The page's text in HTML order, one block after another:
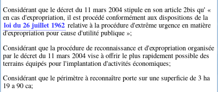
Considérant que le décret du 11 mars 2004 stipule en son article 2bis qu' «
en cas d'expropriation, il est procédé conformément aux dispositions de la
loi du 26 juillet 1962 relative à la procédure d'extrême urgence en matière
d'expropriation pour cause d'utilité publique »;
Considérant que la procédure de reconnaissance et d'expropriation organisée
par le décret du 11 mars 2004 vise à offrir le plus rapidement possible des
terrains équipés pour l'implantation d'activités économiques;
Considérant que le périmètre à reconnaître porte sur une superficie de 3 ha
19 a 90 ca;